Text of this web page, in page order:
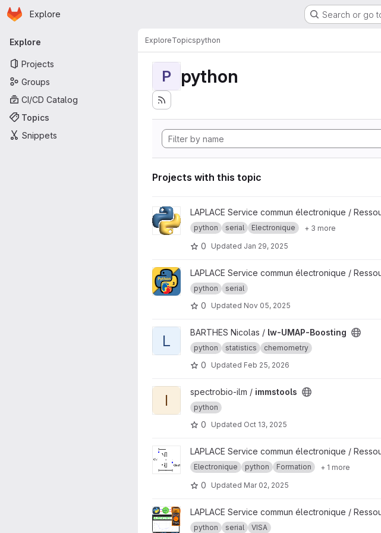
Skip to main content
Homepage
Explore Search or go
Primary navigation
Explore
Projects
Groups
CI/CD Catalog
Topics
Snippets
ExploreTopicspython
P python
Projects with this topic
View Présentation des dépôts autour de Python project
LAPLACE Service commun électronique /
python serial Electronique + 3 more
0 Updated Jan 29, 2025
View Premiers pas en Python project
LAPLACE Service commun électronique /
python serial
0 Updated Nov 05, 2025
View lw-UMAP-Boosting project
L BARTHES Nicolas / lw-UMAP-Boosting
python statistics chemometry
0 Updated Feb 25, 2026
View immstools project
I spectrobio-ilm / immstools
python
0 Updated Oct 13, 2025
View Calculateur de résistances pour pont diviseur de
LAPLACE Service commun électronique /
Electronique python Formation + 1 more
0 Updated Mar 02, 2025
View Automated impedance measurement project
LAPLACE Service commun électronique /
python serial VISA